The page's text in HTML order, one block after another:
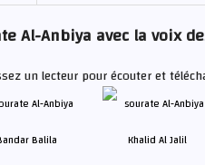
Al-Anbiya avec la voix
un lecteur pour écouter et